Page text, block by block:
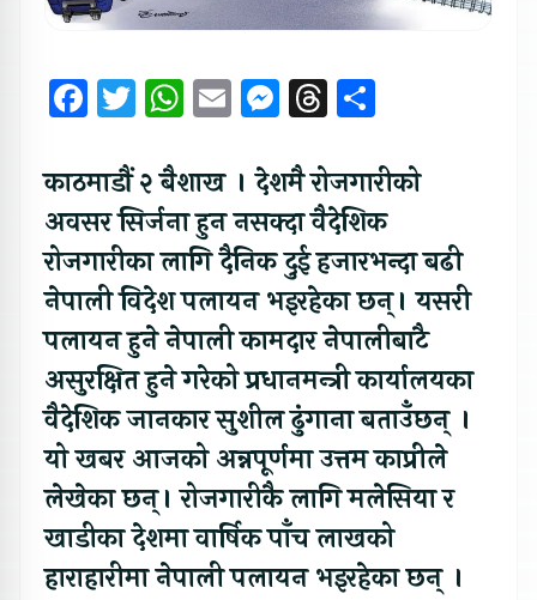
Facebook
Twitter
WhatsApp
EmailMessenger
Threads
काठमाडौं २ बैशाख । देशमै रोजगारीको
अवसर सिर्जना हुन नसक्दा वैदेशिक
रोजगारीका लागि दैनिक दुई हजारभन्दा बढी
नेपाली विदेश पलायन भइरहेका छन्। यसरी
पलायन हुने नेपाली कामदार नेपालीबाटै
असुरक्षित हुने गरेको प्रधानमन्त्री कार्यालयका
वैदेशिक जानकार सुशील ढुंगाना बताउँछन् ।
यो खबर आजको अन्नपूर्णमा उत्तम काप्रीले
लेखेका छन्। रोजगारीकै लागि मलेसिया र
खाडीका देशमा वार्षिक पाँच लाखको
हाराहारीमा नेपाली पलायन भइरहेका छन् ।